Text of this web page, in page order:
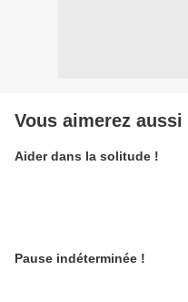
Vous aimerez aussi
Aider dans la solitude !
Pause indéterminée !